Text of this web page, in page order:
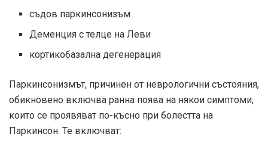
съдов паркинсонизъм
Деменция с телце на Леви
кортикобазална дегенерация
Паркинсонизмът, причинен от неврологични състояния,
обикновено включва ранна поява на някои симптоми,
които се проявяват по-късно при болестта на
Паркинсон. Те включват: